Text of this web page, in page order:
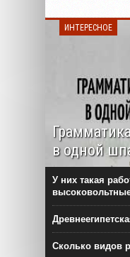
ИНТЕРЕСНОЕ
в одной
У них такая
Сколько видов